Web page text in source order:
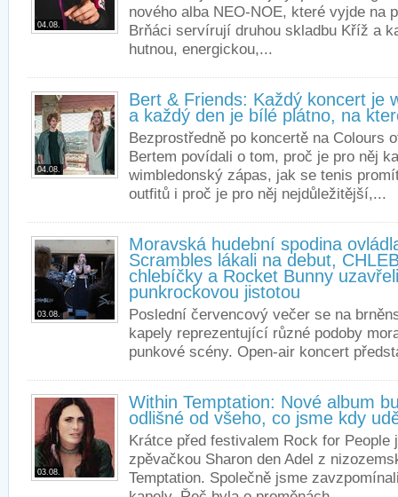
04.08.
nového alba NEO-NOE, které vyjde na
Brňáci servírují druhou skladbu Kříž a
hutnou, energickou,...
04.08.
Bert & Friends: Každý koncert je
a každý den je bílé plátno, na
Bezprostředně po koncertě na Colours
Bertem povídali o tom, proč je pro něj
wimbledonský zápas, jak se tenis
outfitů i proč je pro něj nejdůležitější,...
03.08.
Moravská hudební spodina
Scrambles lákali na debut,
chlebíčky a Rocket Bunny
punkrockovou jistotou
Poslední červencový večer se na
kapely reprezentující různé podoby
punkové scény. Open-air koncert
03.08.
Within Temptation: Nové album
odlišné od všeho, co jsme kdy
Krátce před festivalem Rock for People
zpěvačkou Sharon den Adel z
Temptation. Společně jsme